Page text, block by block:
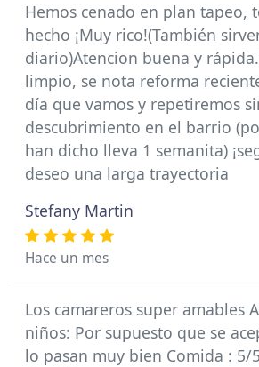
Hemos cenado en plan tapeo,
hecho ¡Muy rico!(También
diario)Atencion buena y
limpio, se nota reforma
día que vamos y repetiremos
descubrimiento en el barrio
han dicho lleva 1 semanita)
deseo una larga trayectoria
Stefany Martin
Hace un mes
Los camareros super amables
niños: Por supuesto que se
lo pasan muy bien Comida :